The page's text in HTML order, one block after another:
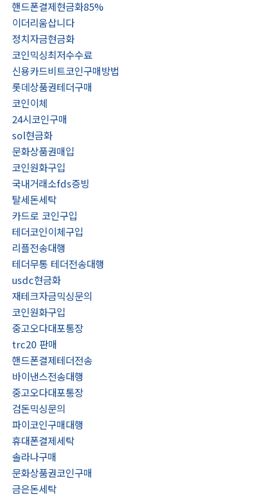
핸드폰결제현금화85%
이더리움삽니다
정치자금현금화
코인믹싱최저수수료
신용카드비트코인구매방법
롯데상품권테더구매
코인이체
24시코인구매
sol현금화
문화상품권매입
코인원화구입
국내거래소fds증빙
탈세돈세탁
카드로 코인구입
테더코인이체구입
리플전송대행
테더무통 테더전송대행
usdc현금화
재테크자금믹싱문의
코인원화구입
중고오다대포통장
trc20 판매
핸드폰결제테더전송
바이낸스전송대행
중고오다대포통장
검돈믹싱문의
파이코인구매대행
휴대폰결제세탁
솔라나구매
문화상품권코인구매
금은돈세탁